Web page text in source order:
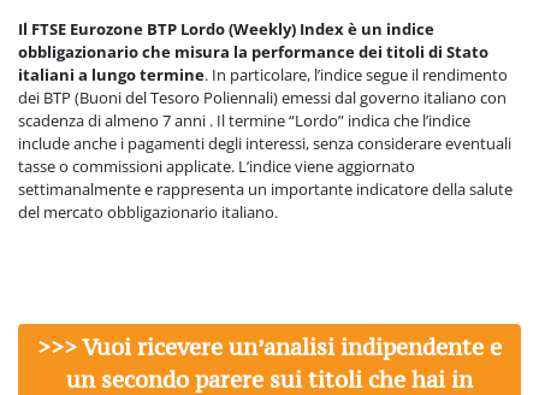
Il FTSE Eurozone BTP Lordo (Weekly) Index è un indice
obbligazionario che misura la performance dei titoli di Stato
italiani a lungo termine. In particolare, l’indice segue il rendimento
dei BTP (Buoni del Tesoro Poliennali) emessi dal governo italiano con
scadenza di almeno 7 anni . Il termine “Lordo” indica che l’indice
include anche i pagamenti degli interessi, senza considerare eventuali
tasse o commissioni applicate. L’indice viene aggiornato
settimanalmente e rappresenta un importante indicatore della salute
del mercato obbligazionario italiano.
>>> Vuoi ricevere un’analisi indipendente e
un secondo parere sui titoli che hai in